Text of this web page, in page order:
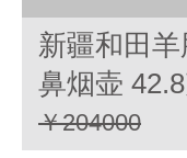
新疆和田
鼻烟壶
￥204000